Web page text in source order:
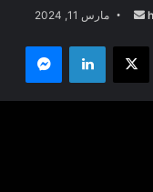
س
ل
ب
مارس 11, 2024
فيسبوك لينكدإن